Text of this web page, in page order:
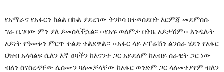
የአማራና የአፋርን ክልል በኩል ያደረገው ትንኮሳ በተወሰደበት እርምጃ መደምሰሱ
ግራ ቢገባው ምን ያለ ይመስላችኋል፡፡ ‹‹የአፍ ወለምታ በቅቤ አይታሽም›› እንዲሉት
አይነት የዓመቱን ምርጥ ቀልድ ቀልደዋል። ‹‹አፋር ላይ ኦፕሬሽን ልንሰራ ሄደን የአፋር
ህዝብ አላሳልፍ ሲለን እኛ ፀባችን ከእናንተ ጋር አይደለም ከአብይ ሰራዊት ጋር ነው
ብለን ስናስረዳቸው ሊሰሙን ባለመቻላቸው ከአፋር ወንድም ጋር ላለመቀያየም ብለን